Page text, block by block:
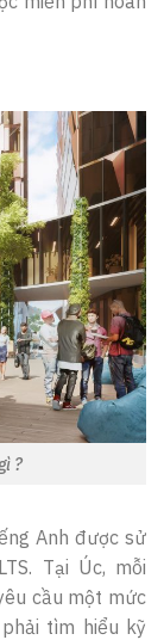
?
Anh được sử
Tại Úc, mỗi
cầu một mức
tìm hiểu kỹ